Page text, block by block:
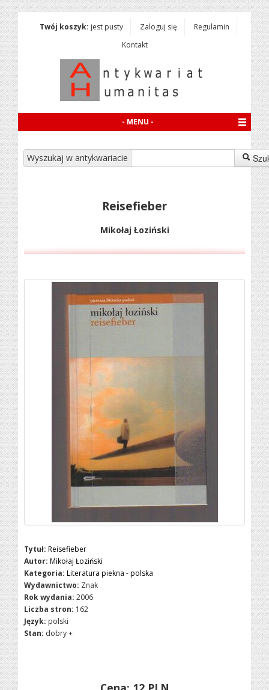
Twój koszyk: jest pusty Zaloguj się
Regulamin
Kontakt
- MENU -
Wyszukaj w antykwariacie
Reisefieber
Mikołaj Łoziński
Tytuł: Reisefieber
Autor: Mikołaj Łoziński
Kategoria: Literatura piekna - polska
Wydawnictwo: Znak
Rok wydania: 2006
Liczba stron: 162
Język: polski
Stan: dobry +